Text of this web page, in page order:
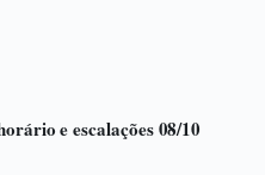
e escalações 08/10